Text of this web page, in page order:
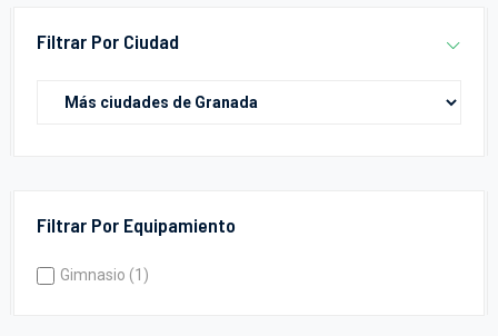
Filtrar Por Ciudad
Filtrar Por Equipamiento
Gimnasio (1)